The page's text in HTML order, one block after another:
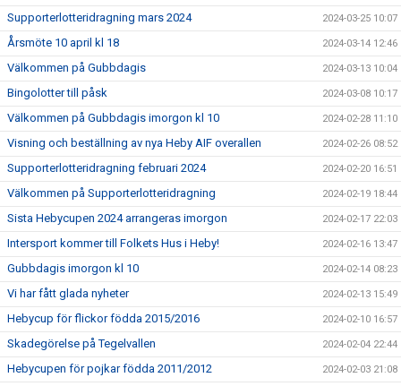
Supporterlotteridragning mars 2024 2024-03-25 10:07
Årsmöte 10 april kl 18 2024-03-14 12:46
Välkommen på Gubbdagis 2024-03-13 10:04
Bingolotter till påsk 2024-03-08 10:17
Välkommen på Gubbdagis imorgon kl 10 2024-02-28 11:10
Visning och beställning av nya Heby AIF overallen 2024-02-26 08:52
Supporterlotteridragning februari 2024 2024-02-20 16:51
Välkommen på Supporterlotteridragning 2024-02-19 18:44
Sista Hebycupen 2024 arrangeras imorgon 2024-02-17 22:03
Intersport kommer till Folkets Hus i Heby! 2024-02-16 13:47
Gubbdagis imorgon kl 10 2024-02-14 08:23
Vi har fått glada nyheter 2024-02-13 15:49
Hebycup för flickor födda 2015/2016 2024-02-10 16:57
Skadegörelse på Tegelvallen 2024-02-04 22:44
Hebycupen för pojkar födda 2011/2012 2024-02-03 21:08